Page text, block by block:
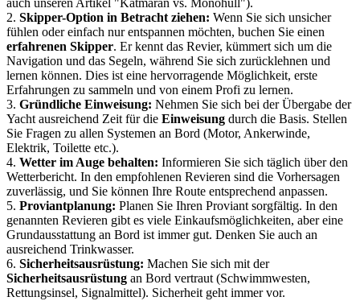
auch unseren Artikel "Katmaran vs. Monohull").
2. Skipper-Option in Betracht ziehen: Wenn Sie sich unsicher
fühlen oder einfach nur entspannen möchten, buchen Sie einen
erfahrenen Skipper. Er kennt das Revier, kümmert sich um die
Navigation und das Segeln, während Sie sich zurücklehnen und
lernen können. Dies ist eine hervorragende Möglichkeit, erste
Erfahrungen zu sammeln und von einem Profi zu lernen.
3. Gründliche Einweisung: Nehmen Sie sich bei der Übergabe der
Yacht ausreichend Zeit für die Einweisung durch die Basis. Stellen
Sie Fragen zu allen Systemen an Bord (Motor, Ankerwinde,
Elektrik, Toilette etc.).
4. Wetter im Auge behalten: Informieren Sie sich täglich über den
Wetterbericht. In den empfohlenen Revieren sind die Vorhersagen
zuverlässig, und Sie können Ihre Route entsprechend anpassen.
5. Proviantplanung: Planen Sie Ihren Proviant sorgfältig. In den
genannten Revieren gibt es viele Einkaufsmöglichkeiten, aber eine
Grundausstattung an Bord ist immer gut. Denken Sie auch an
ausreichend Trinkwasser.
6. Sicherheitsausrüstung: Machen Sie sich mit der
Sicherheitsausrüstung an Bord vertraut (Schwimmwesten,
Rettungsinsel, Signalmittel). Sicherheit geht immer vor.